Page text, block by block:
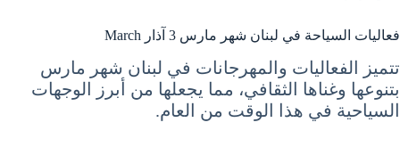
فعاليات السياحة في لبنان شهر مارس 3 آذار March
تتميز الفعاليات والمهرجانات في لبنان شهر مارس
بتنوعها وغناها الثقافي، مما يجعلها من أبرز الوجهات
السياحية في هذا الوقت من العام.